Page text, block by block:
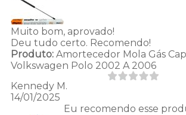
Muito bom, aprovado!
Deu tudo certo. Recomendo!
Produto:Amortecedor Mola Gás
Volkswagen Polo 2002 A 2006
Kennedy M.
14/01/2025
Eu recomendo esse